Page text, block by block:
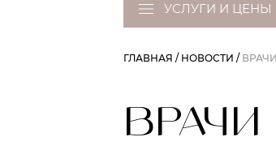
УСЛУГИ И ЦЕНЫ
ГЛАВНАЯ НОВОСТИ
ВРАЧИ